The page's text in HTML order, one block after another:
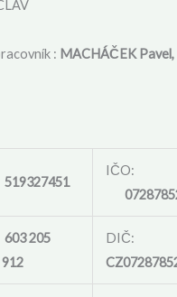
: MACHÁČEK Pavel,
519327451
IČO:
603 205
912
DIČ: